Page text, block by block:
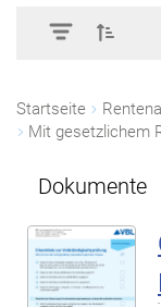
Startseite
Mit gesetzlichem
Dokumente